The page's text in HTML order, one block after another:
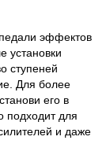
эффектов
установки
ступеней
Для более
его в
подходит для
и даже